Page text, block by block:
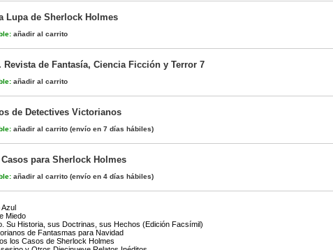
Lupa de Sherlock Holmes
añadir al carrito
Revista de Fantasía, Ciencia Ficción y Terror 7
añadir al carrito
de Detectives Victorianos
añadir al carrito (envío en 7 días hábiles)
para Sherlock Holmes
añadir al carrito (envío en 4 días hábiles)
Azul
Miedo
Su Historia, sus Doctrinas, sus Hechos (Edición Facsímil)
de Fantasmas para Navidad
los Casos de Sherlock Holmes